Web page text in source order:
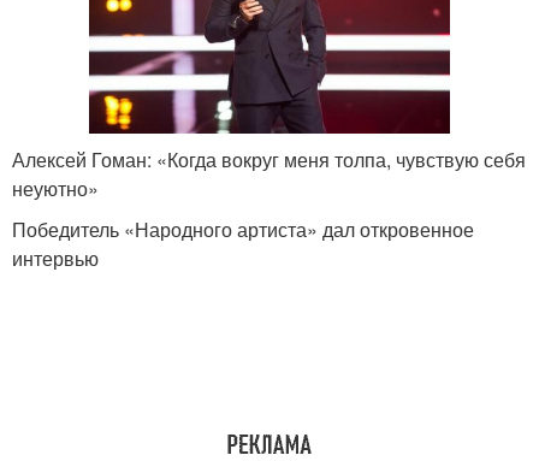
Алексей Гоман: «Когда вокруг меня толпа, чувствую себя
неуютно»
Победитель «Народного артиста» дал откровенное
интервью